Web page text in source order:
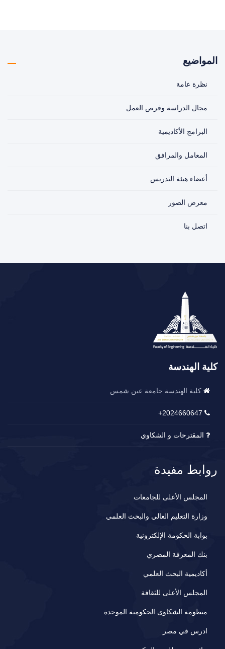
المواضيع
نظرة عامة
مجال الدراسة وفرص العمل
البرامج الأكاديمية
المعامل والمرافق
أعضاء هيئة التدريس
معرض الصور
اتصل بنا
كلية الهندسة
كلية الهندسة جامعة عين شمس
2024660647+
المقترحات و الشكاوي
روابط مفيدة
المجلس الأعلى للجامعات
وزارة التعليم العالي والبحث العلمي
بوابة الحكومة الإلكترونية
بنك المعرفة المصري
أكاديمية البحث العلمي
المجلس الأعلى للثقافة
منظومة الشكاوى الحكومية الموحدة
ادرس في مصر